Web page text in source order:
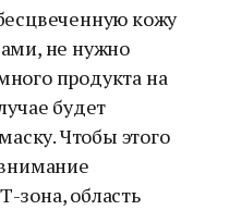
кожу
не нужно
продукта на
будет
Чтобы этого
зона, область